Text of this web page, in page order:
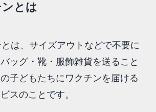
とは
は、サイズアウトなどで不要に
ッグ・靴・服飾雑貨を送ること
子どもたちにワクチンを届ける
スのことです。